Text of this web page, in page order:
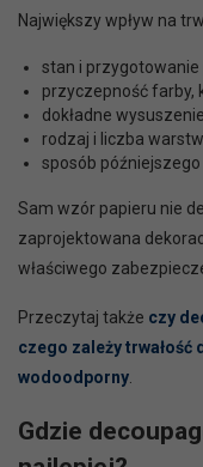
Największy wpływ na
stan i przygotowanie
przyczepność farby,
dokładne
rodzaj i liczba
sposób
Sam wzór papieru nie
zaprojektowana
właściwego
Przeczytaj także czy
czego zależy trwałość
wodoodporny
Gdzie